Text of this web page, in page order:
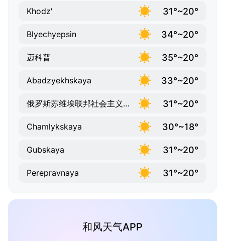
Khodz' 31°~20°
Blyechyepsin 34°~20°
迈科普 35°~20°
Abadzyekhskaya 33°~20°
俄罗斯苏维埃联邦社会主义共和国 31°~20°
Chamlykskaya 30°~18°
Gubskaya 31°~20°
Perepravnaya 31°~20°
和风天气APP